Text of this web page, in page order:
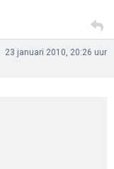
23 januari 2010, 20:26 uur